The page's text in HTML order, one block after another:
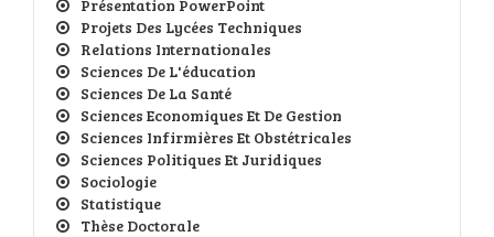
Présentation PowerPoint
Projets Des Lycées Techniques
Relations Internationales
Sciences De L'éducation
Sciences De La Santé
Sciences Economiques Et De Gestion
Sciences Infirmières Et Obstétricales
Sciences Politiques Et Juridiques
Sociologie
Statistique
Thèse Doctorale